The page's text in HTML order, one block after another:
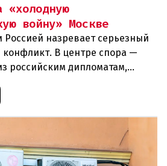
«холодную
войну» Москве
назревает серьезный
конфликт. В центре спора —
российским дипломатам,
которые